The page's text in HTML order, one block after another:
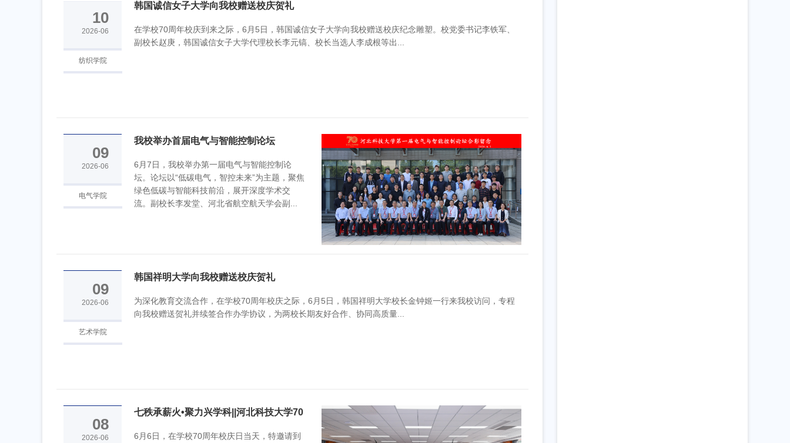
10
2026-06
纺织学院
韩国诚信女子大学向我校赠送校庆贺礼
在学校70周年校庆到来之际，6月5日，韩国诚信女子大学向我校赠送校庆纪念雕塑。校党委书记李铁军、
副校长赵庚，韩国诚信女子大学代理校长李元镐、校长当选人李成根等出...
09
2026-06
电气学院
我校举办首届电气与智能控制论坛
6月7日，我校举办第一届电气与智能控制论
坛。论坛以“低碳电气，智控未来”为主题，聚焦
绿色低碳与智能科技前沿，展开深度学术交
流。副校长李发堂、河北省航空航天学会副...
09
2026-06
艺术学院
韩国祥明大学向我校赠送校庆贺礼
为深化教育交流合作，在学校70周年校庆之际，6月5日，韩国祥明大学校长金钟姬一行来我校访问，专程
向我校赠送贺礼并续签合作办学协议，为两校长期友好合作、协同高质量...
08
2026-06
七秩承薪火•聚力兴学科||河北科技大学70
6月6日，在学校70周年校庆日当天，特邀请到